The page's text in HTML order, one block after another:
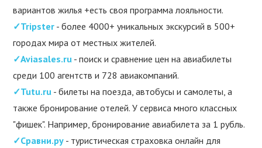
вариантов жилья +есть своя программа лояльности.
✓Tripster - более 4000+ уникальных экскурсий в 500+
городах мира от местных жителей.
✓Aviasales.ru - поиск и сравнение цен на авиабилеты
среди 100 агентств и 728 авиакомпаний.
✓Tutu.ru - билеты на поезда, автобусы и самолеты, а
также бронирование отелей. У сервиса много классных
"фишек". Например, бронирование авиабилета за 1 рубль.
✓Сравни.ру - туристическая страховка онлайн для